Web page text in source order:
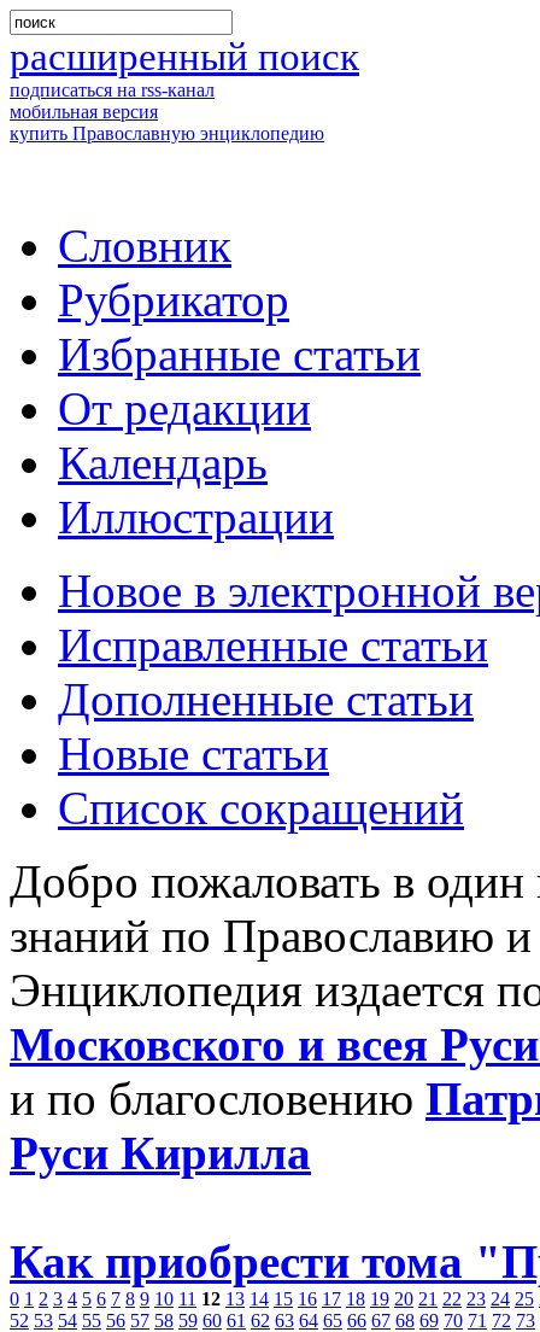
расширенный поиск
подписаться на rss-канал
мобильная версия
купить Православную энциклопедию
Словник
Рубрикатор
Избранные статьи
От редакции
Календарь
Иллюстрации
Новое в электронной
Исправленные статьи
Дополненные статьи
Новые статьи
Список сокращений
Добро пожаловать в
знаний по Православию
Энциклопедия издается
Московского и всея
и по благословению
Руси Кирилла
Как приобрести тома
0 1 2 3 4 5 6 7 8 9 10 11 12 13 14 15 16 17 18 19 20 21 22 23 24 25
52 53 54 55 56 57 58 59 60 61 62 63 64 65 66 67 68 69 70 71 72 73